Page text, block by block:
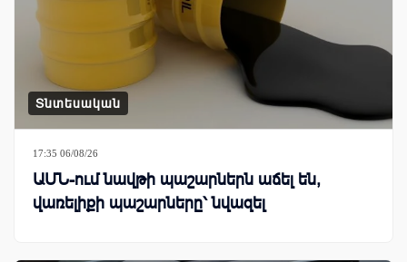
Տնտեսական
17:35 06/08/26
ԱՄՆ-ում նավթի պաշարներն աճել են,
վառելիքի պաշարները՝ նվազել